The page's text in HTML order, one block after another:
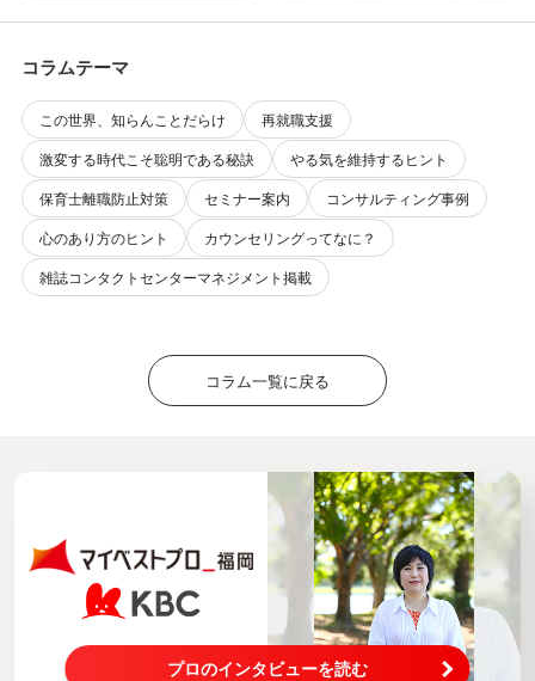
コラムテーマ
この世界、知らんことだらけ
再就職支援
激変する時代こそ聡明である秘訣
やる気を維持するヒント
保育士離職防止対策
セミナー案内
コンサルティング事例
心のあり方のヒント
カウンセリングってなに？
雑誌コンタクトセンターマネジメント掲載
コラム一覧に戻る
プロのインタビューを読む